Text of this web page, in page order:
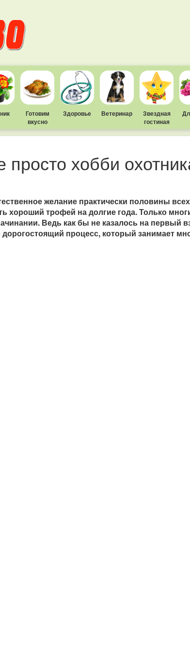
Готовим
вкусно
Здоровье Ветеринар
Звездная
гостиная
хобби
желание практически половины всех
хороший трофей на долгие года. Только
Ведь как бы не казалось на первый
процесс, который занимает